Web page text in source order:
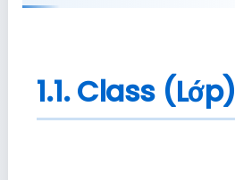
1.1. Class (Lớp)